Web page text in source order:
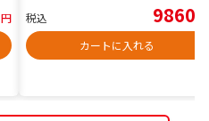
円
税込 9860
カートに入れる